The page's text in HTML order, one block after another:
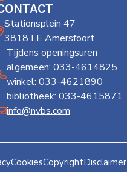
Stationsplein 47
3818 LE Amersfoort
Tijdens openingsuren
algemeen: 033-4614825
winkel: 033-4621890
bibliotheek: 033-4615871
info@nvbs.com
CookiesCopyrightDisclaimer